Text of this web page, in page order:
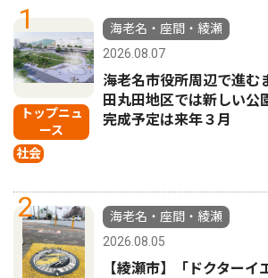
1
トップニュ
ース
社会
海老名・座間・綾瀬
2026.08.07
海老名市役所周辺で進む
田丸田地区では新しい
完成予定は来年３月
2
海老名・座間・綾瀬
2026.08.05
【綾瀬市】「ドクターイ